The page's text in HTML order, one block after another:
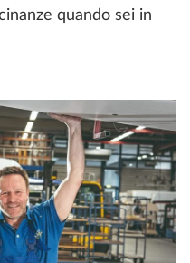
quando sei in